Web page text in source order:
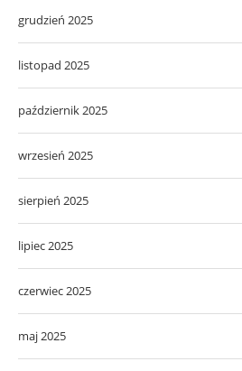
grudzień 2025
listopad 2025
październik 2025
wrzesień 2025
sierpień 2025
lipiec 2025
czerwiec 2025
maj 2025